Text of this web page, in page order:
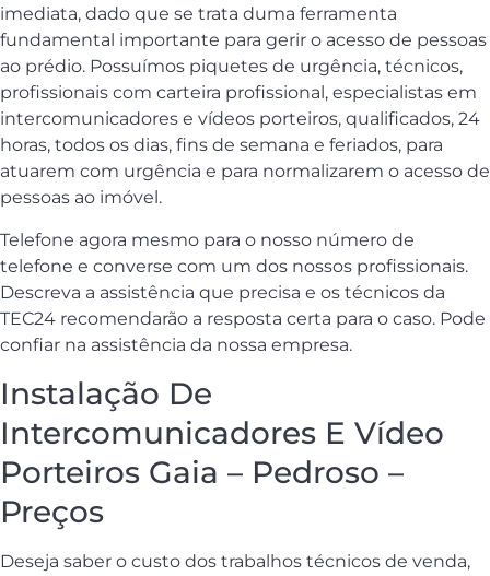
imediata, dado que se trata duma ferramenta
fundamental importante para gerir o acesso de pessoas
ao prédio. Possuímos piquetes de urgência, técnicos,
profissionais com carteira profissional, especialistas em
intercomunicadores e vídeos porteiros, qualificados, 24
horas, todos os dias, fins de semana e feriados, para
atuarem com urgência e para normalizarem o acesso de
pessoas ao imóvel.
Telefone agora mesmo para o nosso número de
telefone e converse com um dos nossos profissionais.
Descreva a assistência que precisa e os técnicos da
TEC24 recomendarão a resposta certa para o caso. Pode
confiar na assistência da nossa empresa.
Instalação De
Intercomunicadores E Vídeo
Porteiros Gaia – Pedroso –
Preços
Deseja saber o custo dos trabalhos técnicos de venda,